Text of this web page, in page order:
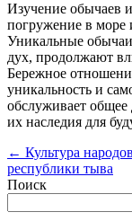
Изучение обычаев
погружение в море
Уникальные
дух, продолжают
Бережное
уникальность и
обслуживает общее
их наследия для
← Культура
республики тыва
Поиск